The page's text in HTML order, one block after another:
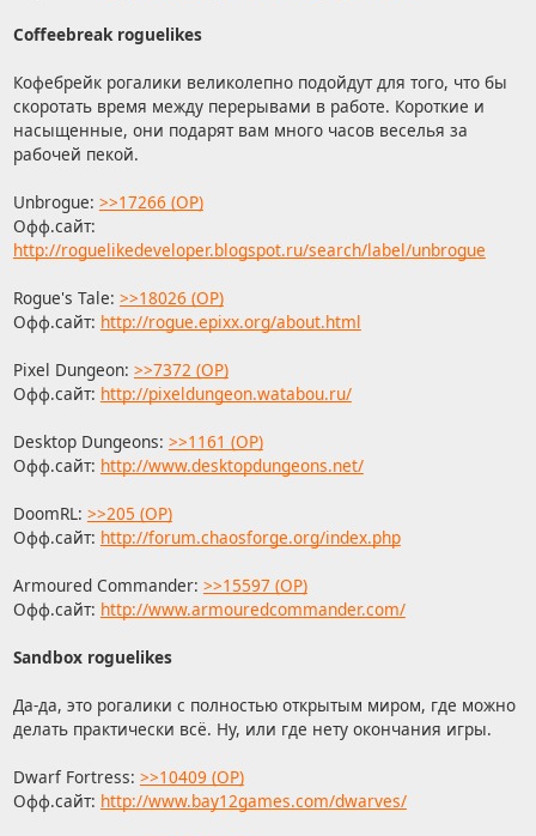
Coffeebreak roguelikes
Кофебрейк рогалики великолепно подойдут для того, что бы
скоротать время между перерывами в работе. Короткие и
насыщенные, они подарят вам много часов веселья за
рабочей пекой.
Unbrogue: >>17266 (OP)
Офф.сайт:
http://roguelikedeveloper.blogspot.ru/search/label/unbrogue
Rogue's Tale: >>18026 (OP)
Офф.сайт: http://rogue.epixx.org/about.html
Pixel Dungeon: >>7372 (OP)
Офф.сайт: http://pixeldungeon.watabou.ru/
Desktop Dungeons: >>1161 (OP)
Офф.сайт: http://www.desktopdungeons.net/
DoomRL: >>205 (OP)
Офф.сайт: http://forum.chaosforge.org/index.php
Armoured Commander: >>15597 (OP)
Офф.сайт: http://www.armouredcommander.com/
Sandbox roguelikes
Да-да, это рогалики с полностью открытым миром, где можно
делать практически всё. Ну, или где нету окончания игры.
Dwarf Fortress: >>10409 (OP)
Офф.сайт: http://www.bay12games.com/dwarves/